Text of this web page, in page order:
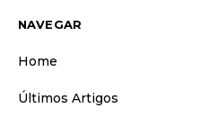
NAVEGAR
Home
Últimos Artigos